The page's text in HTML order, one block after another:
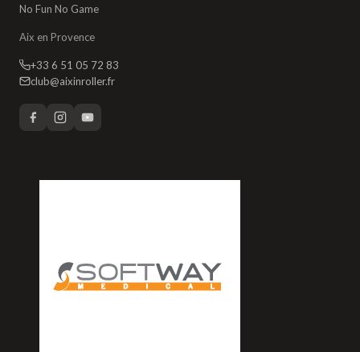
No Fun No Game
Aix en Provence
+33 6 51 05 72 83
club@aixinroller.fr